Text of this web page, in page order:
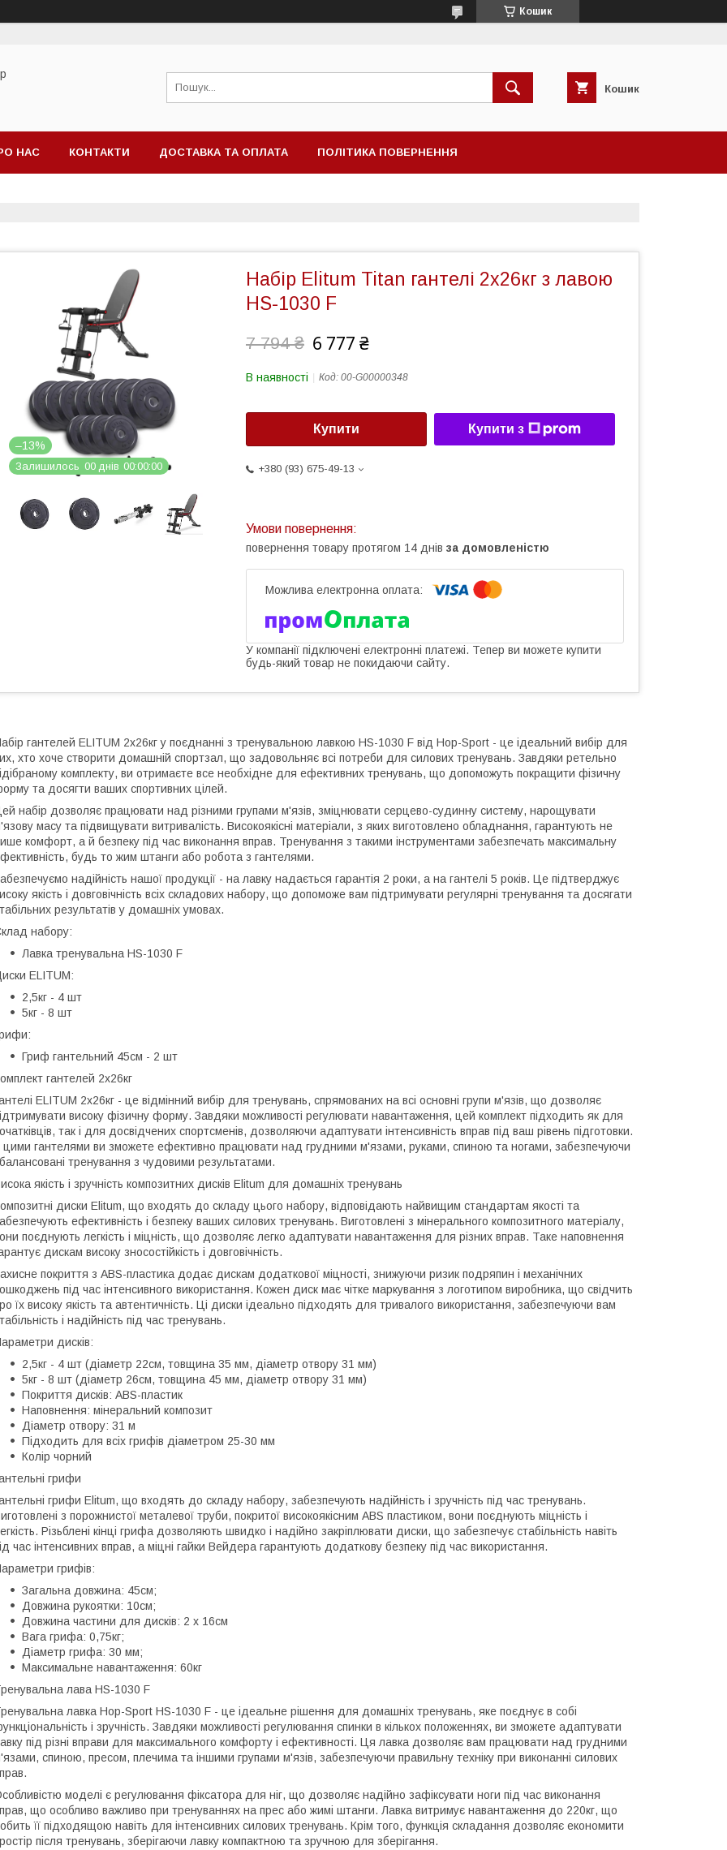
Кошик
Кошик
НАС КОНТАКТИ ДОСТАВКА ТА ОПЛАТА ПОЛІТИКА ПОВЕРНЕННЯ
–13%
Залишилось 00 днів 00 00 00
Набір Elitum Titan гантелі 2х26кг з лавою
HS-1030 F
7 794 ₴ 6 777 ₴
В наявності Код: 00-G00000348
Купити Купити з
+380 (93) 675-49-13
повернення товару протягом 14 днів за домовленістю
У компанії підключені електронні платежі. Тепер ви можете купити
будь-який товар не покидаючи сайту.
гантелей ELITUM 2x26кг у поєднанні з тренувальною лавкою HS-1030 F від Hop-Sport - це ідеальний вибір для
хто хоче створити домашній спортзал, що задовольняє всі потреби для силових тренувань. Завдяки ретельно
комплекту, ви отримаєте все необхідне для ефективних тренувань, що допоможуть покращити фізичну
та досягти ваших спортивних цілей.
набір дозволяє працювати над різними групами м'язів, зміцнювати серцево-судинну систему, нарощувати
масу та підвищувати витривалість. Високоякісні матеріали, з яких виготовлено обладнання, гарантують не
комфорт, а й безпеку під час виконання вправ. Тренування з такими інструментами забезпечать максимальну
будь то жим штанги або робота з гантелями.
надійність нашої продукції - на лавку надається гарантія 2 роки, а на гантелі 5 років. Це підтверджує
якість і довговічність всіх складових набору, що допоможе вам підтримувати регулярні тренування та досягати
результатів у домашніх умовах.
набору:
Лавка тренувальна HS-1030 F
ELITUM:
2,5кг - 4 шт
5кг - 8 шт
Гриф гантельний 45см - 2 шт
гантелей 2х26кг
ELITUM 2x26кг - це відмінний вибір для тренувань, спрямованих на всі основні групи м'язів, що дозволяє
високу фізичну форму. Завдяки можливості регулювати навантаження, цей комплект підходить як для
так і для досвідчених спортсменів, дозволяючи адаптувати інтенсивність вправ під ваш рівень підготовки.
цими гантелями ви зможете ефективно працювати над грудними м'язами, руками, спиною та ногами, забезпечуючи
тренування з чудовими результатами.
якість і зручність композитних дисків Elitum для домашніх тренувань
диски Elitum, що входять до складу цього набору, відповідають найвищим стандартам якості та
ефективність і безпеку ваших силових тренувань. Виготовлені з мінерального композитного матеріалу,
поєднують легкість і міцність, що дозволяє легко адаптувати навантаження для різних вправ. Таке наповнення
дискам високу зносостійкість і довговічність.
покриття з ABS-пластика додає дискам додаткової міцності, знижуючи ризик подряпин і механічних
під час інтенсивного використання. Кожен диск має чітке маркування з логотипом виробника, що свідчить
їх високу якість та автентичність. Ці диски ідеально підходять для тривалого використання, забезпечуючи вам
і надійність під час тренувань.
дисків:
2,5кг - 4 шт (діаметр 22см, товщина 35 мм, діаметр отвору 31 мм)
5кг - 8 шт (діаметр 26см, товщина 45 мм, діаметр отвору 31 мм)
Покриття дисків: ABS-пластик
Наповнення: мінеральний композит
Діаметр отвору: 31 м
Підходить для всіх грифів діаметром 25-30 мм
Колір чорний
грифи
грифи Elitum, що входять до складу набору, забезпечують надійність і зручність під час тренувань.
з порожнистої металевої труби, покритої високоякісним ABS пластиком, вони поєднують міцність і
Різьблені кінці грифа дозволяють швидко і надійно закріплювати диски, що забезпечує стабільність навіть
час інтенсивних вправ, а міцні гайки Вейдера гарантують додаткову безпеку під час використання.
грифів:
Загальна довжина: 45см;
Довжина рукоятки: 10см;
Довжина частини для дисків: 2 х 16см
Вага грифа: 0,75кг;
Діаметр грифа: 30 мм;
Максимальне навантаження: 60кг
лава HS-1030 F
лавка Hop-Sport HS-1030 F - це ідеальне рішення для домашніх тренувань, яке поєднує в собі
і зручність. Завдяки можливості регулювання спинки в кількох положеннях, ви зможете адаптувати
під різні вправи для максимального комфорту і ефективності. Ця лавка дозволяє вам працювати над грудними
спиною, пресом, плечима та іншими групами м'язів, забезпечуючи правильну техніку при виконанні силових
моделі є регулювання фіксатора для ніг, що дозволяє надійно зафіксувати ноги під час виконання
що особливо важливо при тренуваннях на прес або жимі штанги. Лавка витримує навантаження до 220кг, що
її підходящою навіть для інтенсивних силових тренувань. Крім того, функція складання дозволяє економити
після тренувань, зберігаючи лавку компактною та зручною для зберігання.